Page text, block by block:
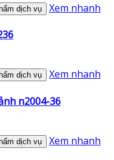
dịch vụ Xem nhanh
dịch vụ Xem nhanh
n2004-36
dịch vụ Xem nhanh